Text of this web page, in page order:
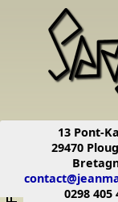
13 Pont-
29470
0298 405